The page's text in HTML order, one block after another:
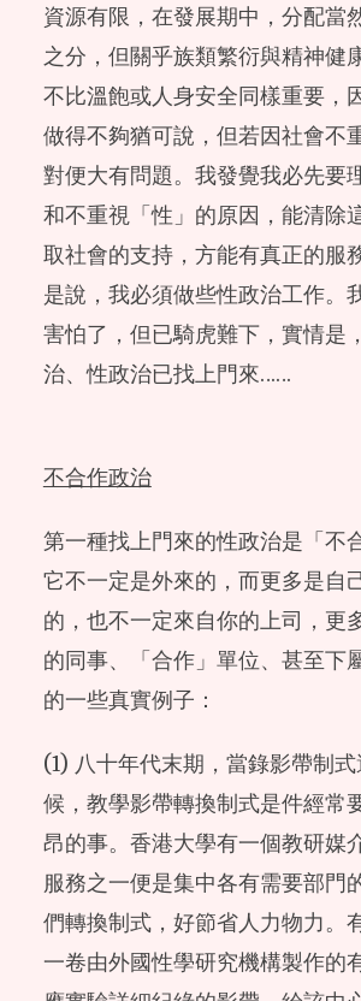
資源有限，在發展期中，分配當
之分，但關乎族類繁衍與精神健
不比溫飽或人身安全同樣重要，
做得不夠猶可說，但若因社會不
對便大有問題。我發覺我必先要
和不重視「性」的原因，能清除
取社會的支持，方能有真正的服
是說，我必須做些性政治工作。
害怕了，但已騎虎難下，實情是
治、性政治已找上門來……
不合作政治
第一種找上門來的性政治是「不
它不一定是外來的，而更多是自
的，也不一定來自你的上司，更
的同事、「合作」單位、甚至下
的一些真實例子：
(1) 八十年代末期，當錄影帶制
候，教學影帶轉換制式是件經常
昂的事。香港大學有一個教研媒
服務之一便是集中各有需要部門
們轉換制式，好節省人力物力。
一卷由外國性學研究機構製作的